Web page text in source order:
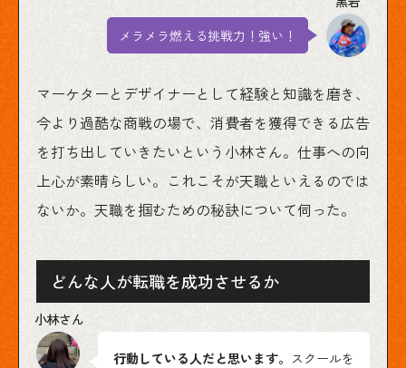
メラメラ燃える挑戦力！強い！
マーケターとデザイナーとして経験と知識を磨き、
今より過酷な商戦の場で、消費者を獲得できる広告
を打ち出していきたいという小林さん。仕事への向
上心が素晴らしい。これこそが天職といえるのでは
ないか。天職を掴むための秘訣について伺った。
どんな人が転職を成功させるか
行動している人だと思います。 スクールを